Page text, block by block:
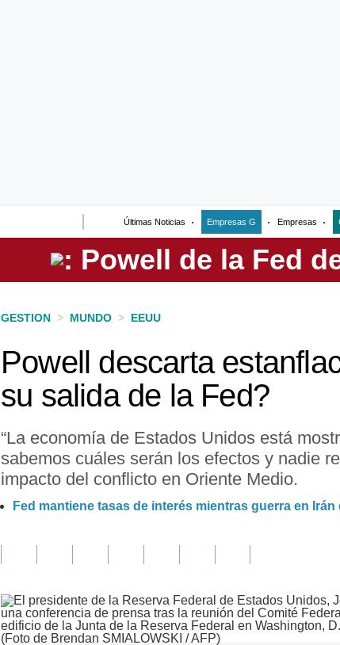
Últimas Noticias Empresas G Empresas
GESTION > MUNDO > EEUU
Powell descarta
su salida de la Fed?
“La economía de Estados Unidos está
sabemos cuáles serán los efectos y nadie
impacto del conflicto en Oriente Medio.
Fed mantiene tasas de interés mientras guerra en